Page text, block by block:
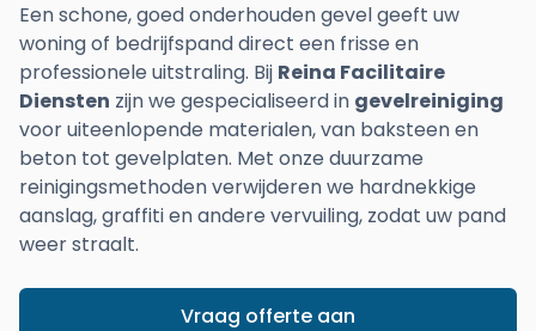
Een schone, goed onderhouden gevel geeft uw
woning of bedrijfspand direct een frisse en
professionele uitstraling. Bij Reina Facilitaire
Diensten zijn we gespecialiseerd in gevelreiniging
voor uiteenlopende materialen, van baksteen en
beton tot gevelplaten. Met onze duurzame
reinigingsmethoden verwijderen we hardnekkige
aanslag, graffiti en andere vervuiling, zodat uw pand
weer straalt.
Vraag offerte aan